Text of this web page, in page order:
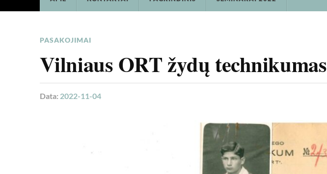
PASAKOJIMAI
Vilniaus ORT žydų technikumas
Data: 2022-11-04